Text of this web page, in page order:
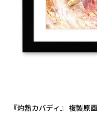
『灼熱カバディ』 複製原画